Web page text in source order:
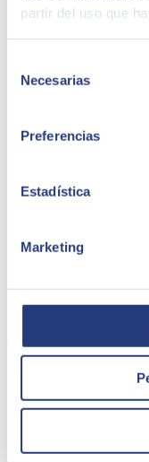
partir del uso que
Necesarias
Preferencias
Estadística
Marketing
Alessandro Galleto
Project Manager
QUIÉNES SOMOS
Sobre SEIDOR
Noticias